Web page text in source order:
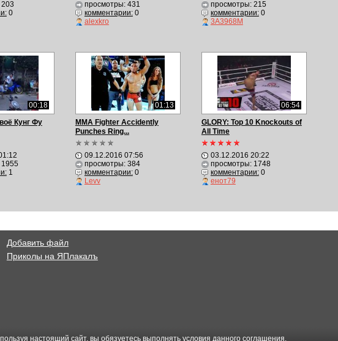
0
просмотры: 431
комментарии:0
alexkro
просмотры: 215
комментарии:0
3A3968M
00:18
Кунг Фу
1
01:13
MMA Fighter Accidently
Punches Ring...
09.12.2016 07:56
просмотры: 384
комментарии:0
Levv
06:54
GLORY: Top 10 Knockouts of
All Time
03.12.2016 20:22
просмотры: 1748
комментарии:0
енот79
Добавить файл
Приколы на ЯПлакалъ
настоящий сайт, вы обязуетесь выполнять условия данного соглашения.